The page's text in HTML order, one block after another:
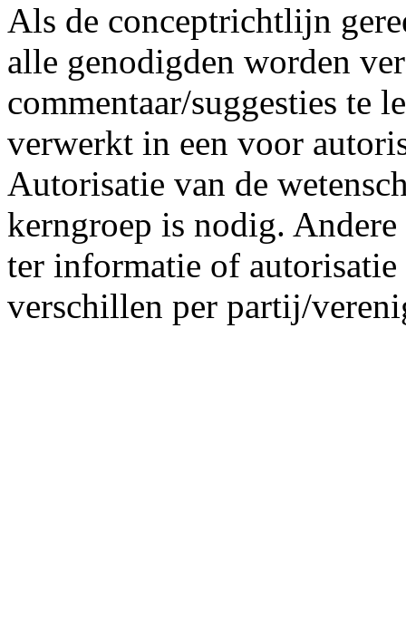
Als de conceptrichtlijn
alle genodigden worden
commentaar/suggesties te
verwerkt in een voor
Autorisatie van de
kerngroep is nodig.
ter informatie of
verschillen per partij/